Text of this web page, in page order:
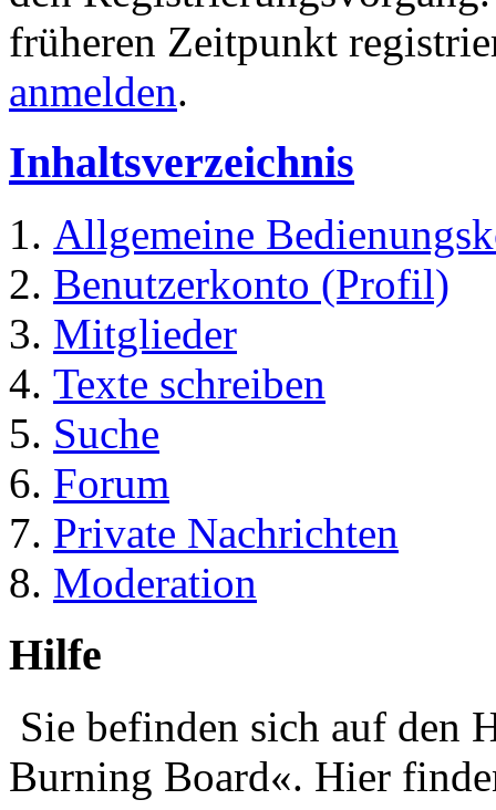
früheren Zeitpunkt
anmelden.
Inhaltsverzeichnis
Allgemeine
Benutzerkonto (Profil)
Mitglieder
Texte schreiben
Suche
Forum
Private Nachrichten
Moderation
Hilfe
Sie befinden sich auf den
Burning Board«. Hier